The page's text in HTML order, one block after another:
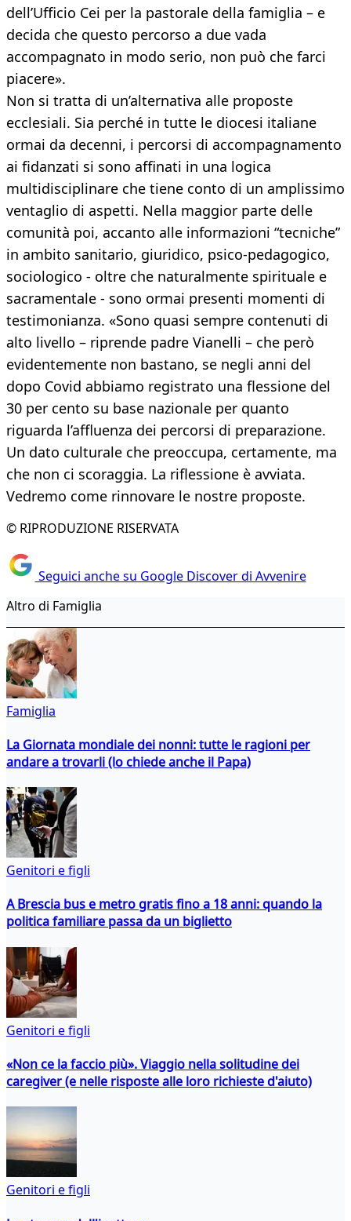
dell’Ufficio Cei per la pastorale della famiglia – e
decida che questo percorso a due vada
accompagnato in modo serio, non può che farci
piacere».
Non si tratta di un’alternativa alle proposte
ecclesiali. Sia perché in tutte le diocesi italiane
ormai da decenni, i percorsi di accompagnamento
ai fidanzati si sono affinati in una logica
multidisciplinare che tiene conto di un amplissimo
ventaglio di aspetti. Nella maggior parte delle
comunità poi, accanto alle informazioni “tecniche”
in ambito sanitario, giuridico, psico-pedagogico,
sociologico - oltre che naturalmente spirituale e
sacramentale - sono ormai presenti momenti di
testimonianza. «Sono quasi sempre contenuti di
alto livello – riprende padre Vianelli – che però
evidentemente non bastano, se negli anni del
dopo Covid abbiamo registrato una flessione del
30 per cento su base nazionale per quanto
riguarda l’affluenza dei percorsi di preparazione.
Un dato culturale che preoccupa, certamente, ma
che non ci scoraggia. La riflessione è avviata.
Vedremo come rinnovare le nostre proposte.
© RIPRODUZIONE RISERVATA
Seguici anche su Google Discover di Avvenire
Altro di Famiglia
Famiglia
La Giornata mondiale dei nonni: tutte le ragioni per
andare a trovarli (lo chiede anche il Papa)
Genitori e figli
A Brescia bus e metro gratis fino a 18 anni: quando la
politica familiare passa da un biglietto
Genitori e figli
«Non ce la faccio più». Viaggio nella solitudine dei
caregiver (e nelle risposte alle loro richieste d'aiuto)
Genitori e figli